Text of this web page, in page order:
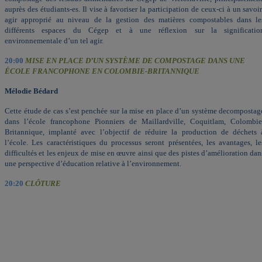
auprès des étudiants-es. Il vise à favoriser la participation de ceux-ci à un
agir approprié au niveau de la gestion des matières compostables dans
différents espaces du Cégep et à une réflexion sur la
environnementale d’un tel agir.
20:00 MISE EN PLACE D’UN SYSTÈME DE COMPOSTAGE DANS UNE
ÉCOLE FRANCOPHONE EN COLOMBIE-BRITANNIQUE
Mélodie Bédard
Cette étude de cas s’est penchée sur la mise en place d’un système de
dans l’école francophone Pionniers de Maillardville, Coquitlam,
Britannique, implanté avec l’objectif de réduire la production de déchets
l’école. Les caractéristiques du processus seront présentées, les avantages,
difficultés et les enjeux de mise en œuvre ainsi que des pistes d’amélioration
une perspective d’éducation relative à l’environnement.
20:20 CLÔTURE